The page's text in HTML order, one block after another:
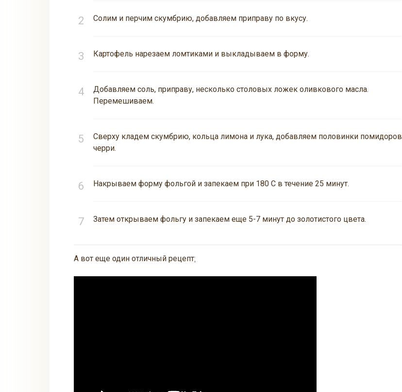
Солим и перчим скумбрию, добавляем приправу по вкусу.
Картофель нарезаем ломтиками и выкладываем в форму.
Добавляем соль, приправу, несколько столовых ложек оливкового масла.
Перемешиваем.
Сверху кладем скумбрию, кольца лимона и лука, добавляем половинки помидоров
черри.
Накрываем форму фольгой и запекаем при 180 С в течение 25 минут.
Затем открываем фольгу и запекаем еще 5-7 минут до золотистого цвета.
А вот еще один отличный рецепт: